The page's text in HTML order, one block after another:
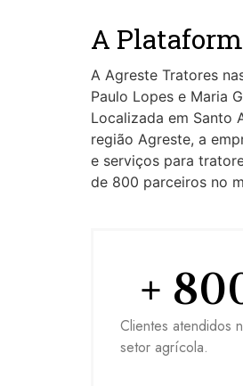
A
A Agreste Tratores
Paulo Lopes e Maria
Localizada em Santo
região Agreste, a
e serviços para
de 800 parceiros no
Clientes atendidos
setor agrícola.
+